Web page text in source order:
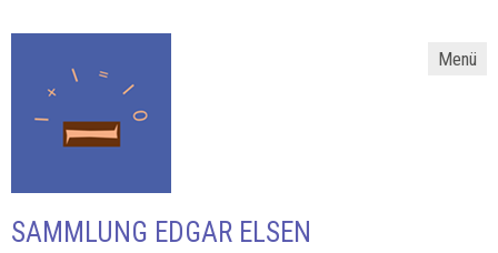
Menü
SAMMLUNG EDGAR ELSEN